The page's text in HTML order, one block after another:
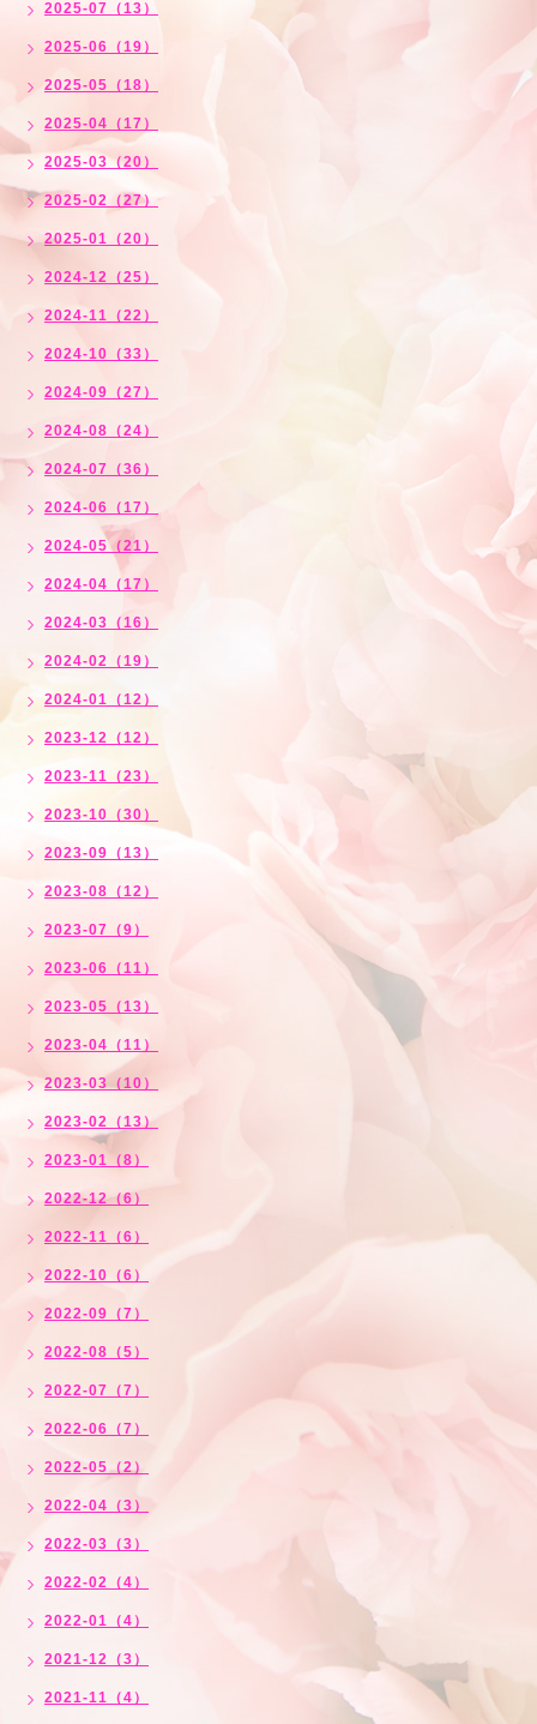
2025-07（13）
2025-06（19）
2025-05（18）
2025-04（17）
2025-03（20）
2025-02（27）
2025-01（20）
2024-12（25）
2024-11（22）
2024-10（33）
2024-09（27）
2024-08（24）
2024-07（36）
2024-06（17）
2024-05（21）
2024-04（17）
2024-03（16）
2024-02（19）
2024-01（12）
2023-12（12）
2023-11（23）
2023-10（30）
2023-09（13）
2023-08（12）
2023-07（9）
2023-06（11）
2023-05（13）
2023-04（11）
2023-03（10）
2023-02（13）
2023-01（8）
2022-12（6）
2022-11（6）
2022-10（6）
2022-09（7）
2022-08（5）
2022-07（7）
2022-06（7）
2022-05（2）
2022-04（3）
2022-03（3）
2022-02（4）
2022-01（4）
2021-12（3）
2021-11（4）